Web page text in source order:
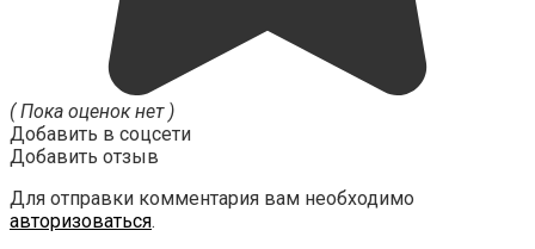
( Пока оценок нет )
Добавить в соцсети
Добавить отзыв
Для отправки комментария вам необходимо
авторизоваться.